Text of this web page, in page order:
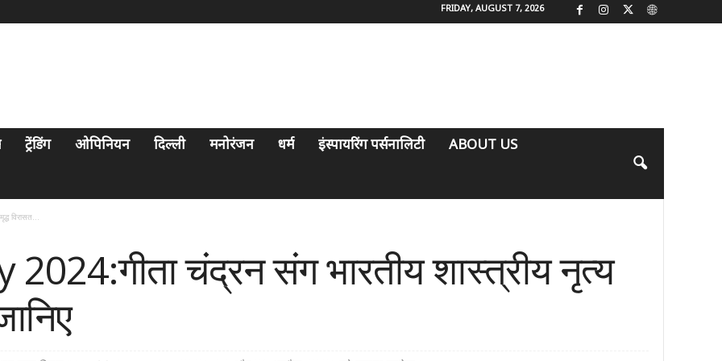
FRIDAY, AUGUST 7, 2026
ट्रेंडिंग ओपिनियन दिल्ली मनोरंजन धर्म इंस्पायरिंग पर्सनालिटी
ABOUT US
विरासत...
चंद्रन संग भारतीय शास्त्रीय नृत्य